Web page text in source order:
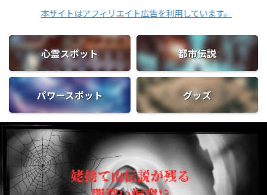
本サイトはアフィリエイト広告を利用しています。
心霊スポット 都市伝説
パワースポット グッズ